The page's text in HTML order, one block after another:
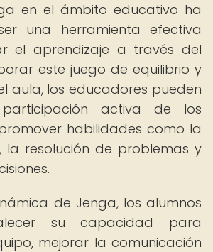
en el ámbito educativo ha
una herramienta efectiva
el aprendizaje a través del
este juego de equilibrio y
aula, los educadores pueden
activa de los
habilidades como la
la resolución de problemas y
de Jenga, los alumnos
su capacidad para
mejorar la comunicación